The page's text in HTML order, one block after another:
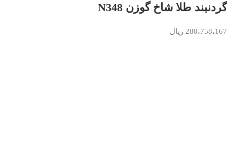
گردنبند طلا شاخ گوزن N348
280،758،167 ریال